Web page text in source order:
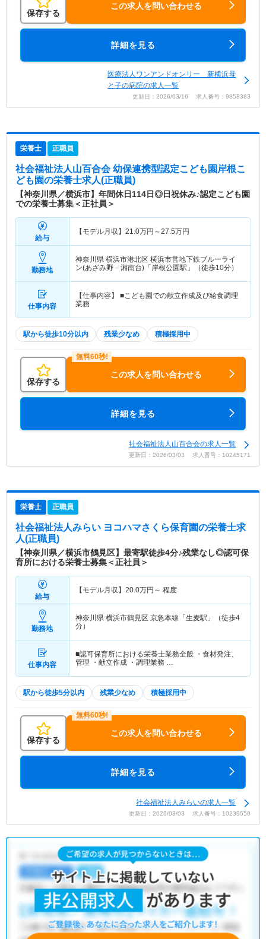
保存する
この求人を問い合わせる
詳細を見る
医療法人ワンアンドオンリー 新横浜母
と子の病院の求人一覧
更新日：2026/03/16 求人番号：9858383
栄養士 正職員
社会福祉法人山百合会 幼保連携型認定こども園岸根こ
ども園の栄養士求人(正職員)
【神奈川県／横浜市】年間休日114日◎日祝休み♪認定こども園
での栄養士募集＜正社員＞
給与
【モデル月収】 21.0万円～27.5万円
勤務地
神奈川県 横浜市港北区 横浜市営地下鉄ブルーライ
ン(あざみ野－湘南台)「岸根公園駅」（徒歩10分）
仕事内容
【仕事内容】 ■こども園での献立作成及び給食調理
業務
駅から徒歩10分以内 残業少なめ 積極採用中
保存する
この求人を問い合わせる
詳細を見る
社会福祉法人山百合会の求人一覧
更新日：2026/03/03 求人番号：10245171
栄養士 正職員
社会福祉法人みらい ヨコハマさくら保育園の栄養士求
人(正職員)
【神奈川県／横浜市鶴見区】最寄駅徒歩4分♪残業なし◎認可保
育所における栄養士募集＜正社員＞
給与
【モデル月収】 20.0万円～ 程度
勤務地
神奈川県 横浜市鶴見区 京急本線「生麦駅」（徒歩4
分）
仕事内容
■認可保育所における栄養士業務全般 ・食材発注、
管理 ・献立作成 ・調理業務 …
駅から徒歩5分以内 残業少なめ 積極採用中
保存する
この求人を問い合わせる
詳細を見る
社会福祉法人みらいの求人一覧
更新日：2026/03/03 求人番号：10239550